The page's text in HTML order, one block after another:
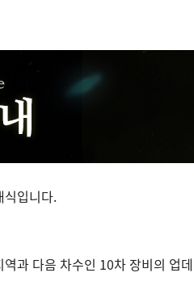
식입니다.
과 다음 차수인 10차 장비의 업